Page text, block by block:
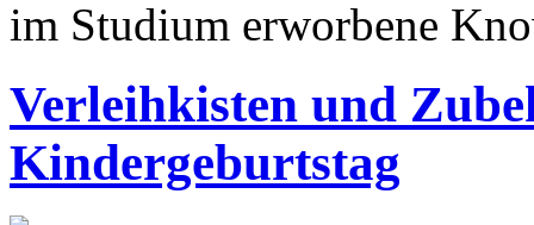
im Studium erworbene
Verleihkisten und
Kindergeburtstag